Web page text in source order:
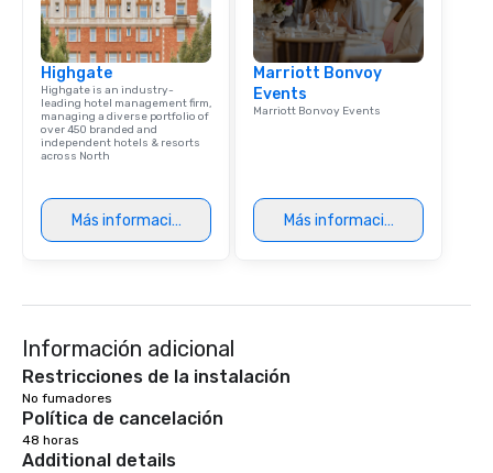
Highgate
Highgate is an industry-
leading hotel management firm,
managing a diverse portfolio of
over 450 branded and
independent hotels & resorts
across North
Más información
Marriott Bonvoy
Events
Marriott Bonvoy Events
Más información
Información adicional
Restricciones de la instalación
No fumadores
Política de cancelación
48 horas
Additional details